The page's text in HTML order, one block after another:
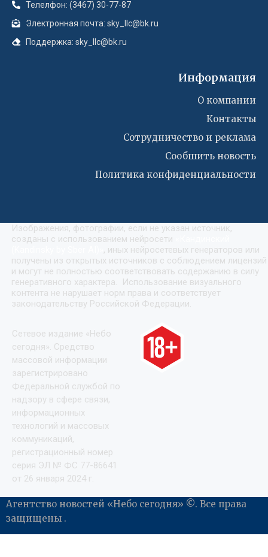
Телелфон: (3467) 30-77-87
Электронная почта: sky_llc@bk.ru
Поддержка: sky_llc@bk.ru
Информация
О компании
Контакты
Сотрудничество и реклама
Сообшить новость
Политика конфиденциальности
Изображения, фотографии, если не указан источник,
созданы с использованием нейросети
, иных нейросетевых генераторов или
получены из открытых источников с соблюдением лицензий
и могут не полностью соответствовать содержанию в силу
генеративного характера. Использование визуального
контента не нарушает норм права и соответствует
законодательству Российской Федерации.
Сетевое издание «Небо
сегодня». Средство
массовой информации
зарегистрировано
Федеральной службой по
надзору в сфере связи,
информационных
технологий и массовых
коммуникаций,
регистрационный номер
серия ЭЛ № ФС 77-86641
от 26 января 2024 г.
Агентство новостей «Небо сегодня» ©. Все права
защищены .